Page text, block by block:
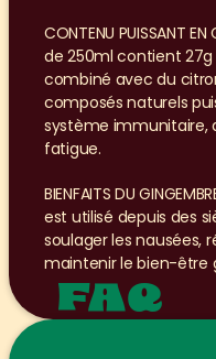
CONTENU PUISSANT
de 250ml contient
combiné avec du
composés naturels
système immunitaire,
fatigue.
BIENFAITS DU
est utilisé depuis des
soulager les nausées,
maintenir le bien-être
FAQ